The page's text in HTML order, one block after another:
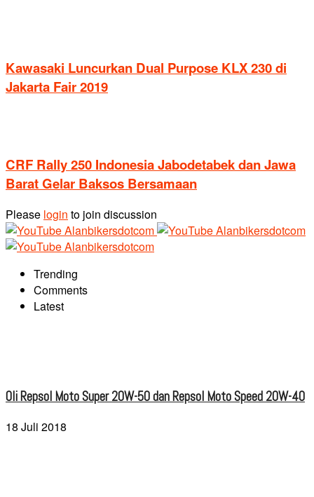
Kawasaki Luncurkan Dual Purpose KLX 230 di
Jakarta Fair 2019
CRF Rally 250 Indonesia Jabodetabek dan Jawa
Barat Gelar Baksos Bersamaan
Please login to join discussion
Trending
Comments
Latest
Oli Repsol Moto Super 20W-50 dan Repsol Moto Speed 20W-40
18 Juli 2018